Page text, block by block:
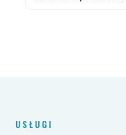
USŁUGI